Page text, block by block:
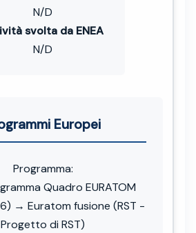
N/D
svolta da ENEA
N/D
Europei
Programma:
Quadro EURATOM
→ Euratom fusione (RST -
Progetto di RST)